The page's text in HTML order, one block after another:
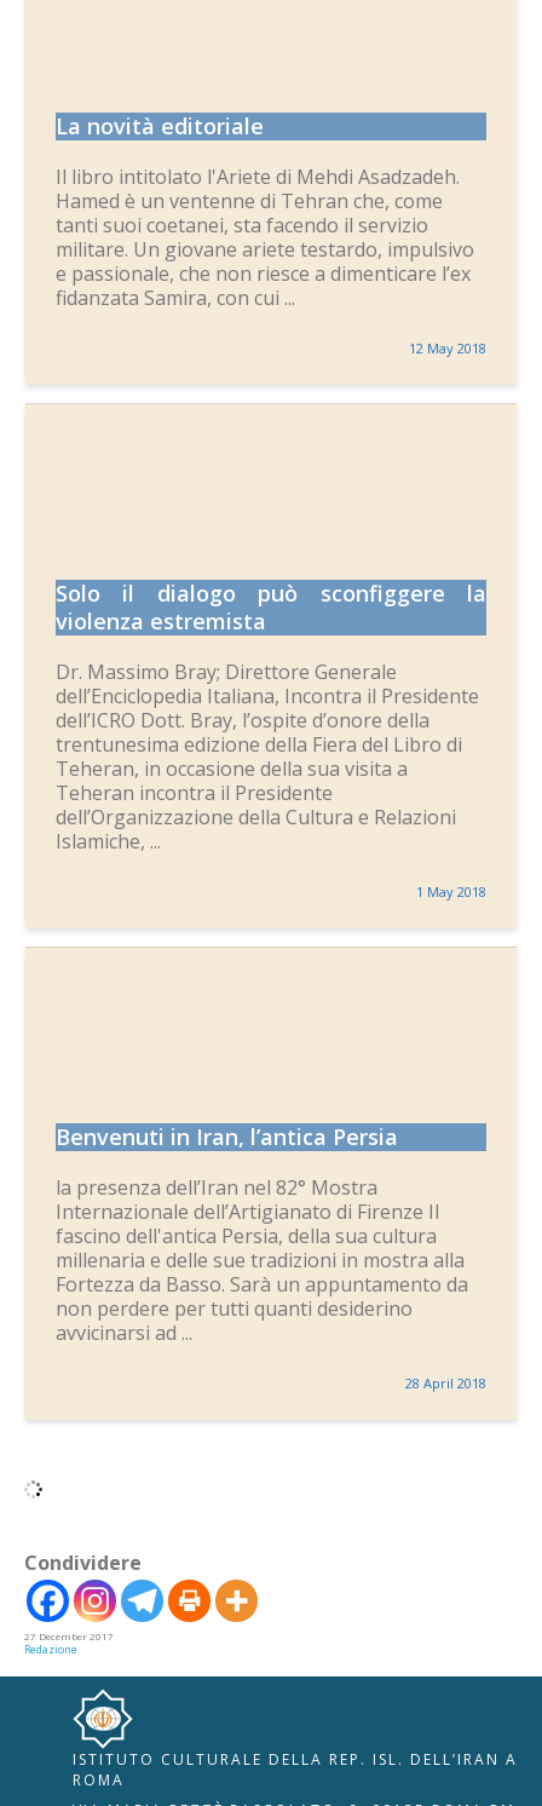
La novità editoriale
Il libro intitolato l'Ariete di Mehdi Asadzadeh.
Hamed è un ventenne di Tehran che, come
tanti suoi coetanei, sta facendo il servizio
militare. Un giovane ariete testardo, impulsivo
e passionale, che non riesce a dimenticare l’ex
fidanzata Samira, con cui ...
12 May 2018
Solo il dialogo può sconfiggere la
violenza estremista
Dr. Massimo Bray; Direttore Generale
dell’Enciclopedia Italiana, Incontra il Presidente
dell’ICRO Dott. Bray, l’ospite d’onore della
trentunesima edizione della Fiera del Libro di
Teheran, in occasione della sua visita a
Teheran incontra il Presidente
dell’Organizzazione della Cultura e Relazioni
Islamiche, ...
1 May 2018
Benvenuti in Iran, l’antica Persia
la presenza dell’Iran nel 82° Mostra
Internazionale dell’Artigianato di Firenze Il
fascino dell'antica Persia, della sua cultura
millenaria e delle sue tradizioni in mostra alla
Fortezza da Basso. Sarà un appuntamento da
non perdere per tutti quanti desiderino
avvicinarsi ad ...
28 April 2018
Condividere
27 December 2017
Redazione
ISTITUTO CULTURALE DELLA REP. ISL. DELL’IRAN A
ROMA
RIPRISTINA 🇮🇹 🇬🇧